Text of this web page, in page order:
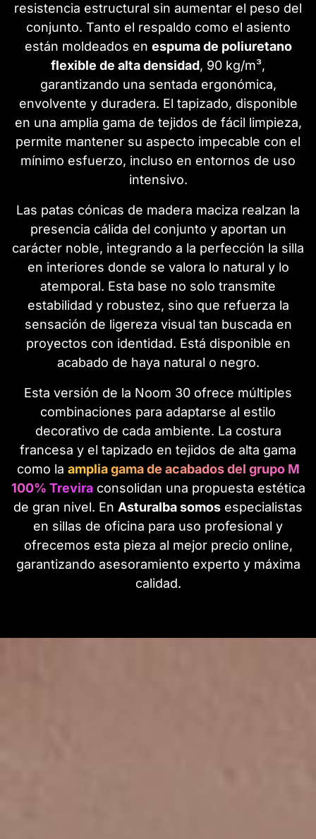
resistencia estructural sin aumentar el peso del
conjunto. Tanto el respaldo como el asiento
están moldeados en espuma de poliuretano
flexible de alta densidad, 90 kg/m³,
garantizando una sentada ergonómica,
envolvente y duradera. El tapizado, disponible
en una amplia gama de tejidos de fácil limpieza,
permite mantener su aspecto impecable con el
mínimo esfuerzo, incluso en entornos de uso
intensivo.
Las patas cónicas de madera maciza realzan la
presencia cálida del conjunto y aportan un
carácter noble, integrando a la perfección la silla
en interiores donde se valora lo natural y lo
atemporal. Esta base no solo transmite
estabilidad y robustez, sino que refuerza la
sensación de ligereza visual tan buscada en
proyectos con identidad. Está disponible en
acabado de haya natural o negro.
Esta versión de la Noom 30 ofrece múltiples
combinaciones para adaptarse al estilo
decorativo de cada ambiente. La costura
francesa y el tapizado en tejidos de alta gama
como la amplia gama de acabados del grupo M
100% Treviraconsolidan una propuesta estética
de gran nivel. En Asturalba somos especialistas
en sillas de oficina para uso profesional y
ofrecemos esta pieza al mejor precio online,
garantizando asesoramiento experto y máxima
calidad.